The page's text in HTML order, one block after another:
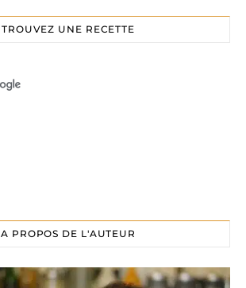
TROUVEZ UNE RECETTE
A PROPOS DE L'AUTEUR